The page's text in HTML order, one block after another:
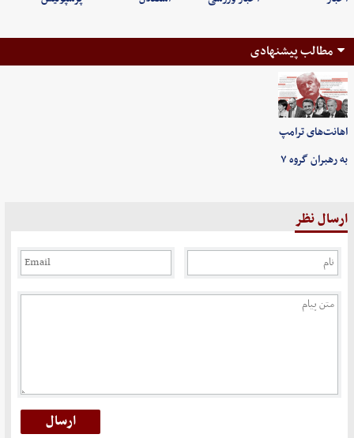
مطالب پیشنهادی
اهانت‌های ترامپ
به رهبران گروه ۷
ارسال نظر